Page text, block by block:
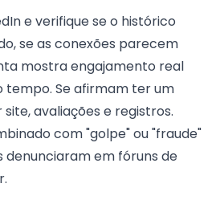
e verifique se o histórico
se as conexões parecem
mostra engajamento real
tempo. Se afirmam ter um
avaliações e registros.
com "golpe" ou "fraude"
denunciaram em fóruns de